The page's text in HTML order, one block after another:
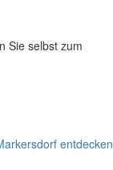
Sie selbst zum